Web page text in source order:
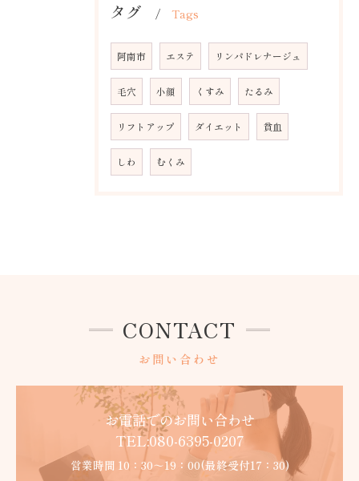
タグ Tags
阿南市 エステ リンパドレナージュ
毛穴 小顔 くすみ たるみ
リフトアップ ダイエット 貧血
しわ むくみ
お問い合わせ
CONTACT
お電話でのお問い合わせ
TEL:080-6395-0207
営業時間 10：30～19：00(最終受付17：30)